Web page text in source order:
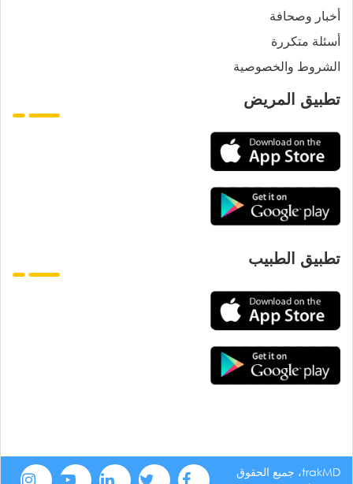
أخبار وصحافة
أسئلة متكررة
الشروط والخصوصية
تطبيق المريض
تطبيق الطبيب
trakMD، جميع الحقوق